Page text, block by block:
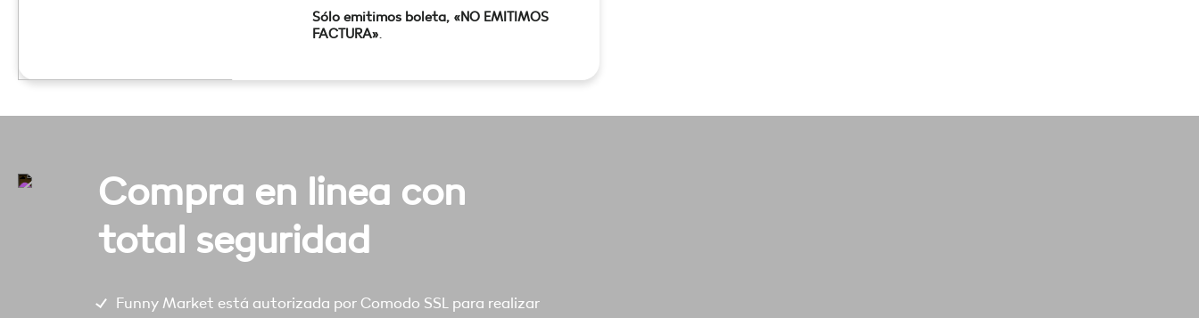
Sólo emitimos boleta, «NO EMITIMOS
FACTURA».
Compra en linea con
total seguridad
Funny Market está autorizada por Comodo SSL para realizar